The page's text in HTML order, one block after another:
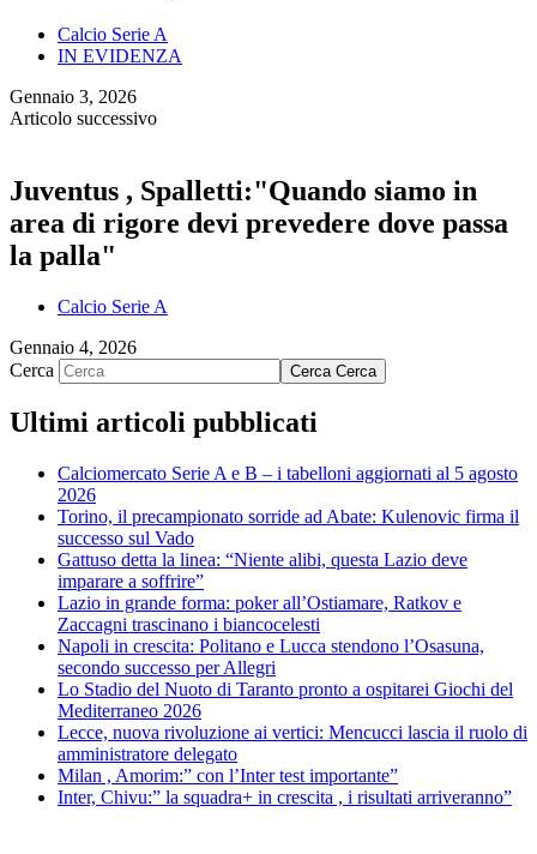
Calcio Serie A
IN EVIDENZA
Gennaio 3, 2026
Articolo successivo
Juventus , Spalletti:"Quando siamo in
area di rigore devi prevedere dove passa
la palla"
Calcio Serie A
Gennaio 4, 2026
Cerca
Cerca Cerca
Ultimi articoli pubblicati
Calciomercato Serie A e B – i tabelloni aggiornati al 5 agosto
2026
Torino, il precampionato sorride ad Abate: Kulenovic firma il
successo sul Vado
Gattuso detta la linea: “Niente alibi, questa Lazio deve
imparare a soffrire”
Lazio in grande forma: poker all’Ostiamare, Ratkov e
Zaccagni trascinano i biancocelesti
Napoli in crescita: Politano e Lucca stendono l’Osasuna,
secondo successo per Allegri
Lo Stadio del Nuoto di Taranto pronto a ospitarei Giochi del
Mediterraneo 2026
Lecce, nuova rivoluzione ai vertici: Mencucci lascia il ruolo di
amministratore delegato
Milan , Amorim:” con l’Inter test importante”
Inter, Chivu:” la squadra+ in crescita , i risultati arriveranno”